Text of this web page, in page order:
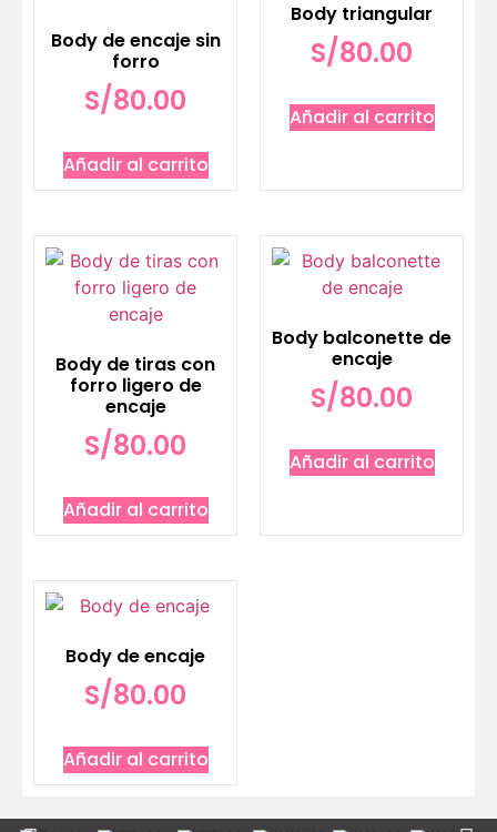
Body de encaje sin
forro
S/80.00
Añadir al carrito
Body triangular
S/80.00
Añadir al carrito
Body de tiras con
forro ligero de
encaje
S/80.00
Añadir al carrito
Body balconette de
encaje
S/80.00
Añadir al carrito
Body de encaje
S/80.00
Añadir al carrito